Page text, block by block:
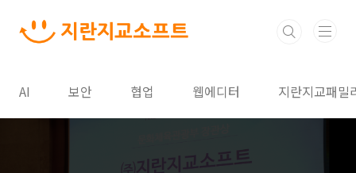
AI 보안 협업 웹에디터 지란지교패밀